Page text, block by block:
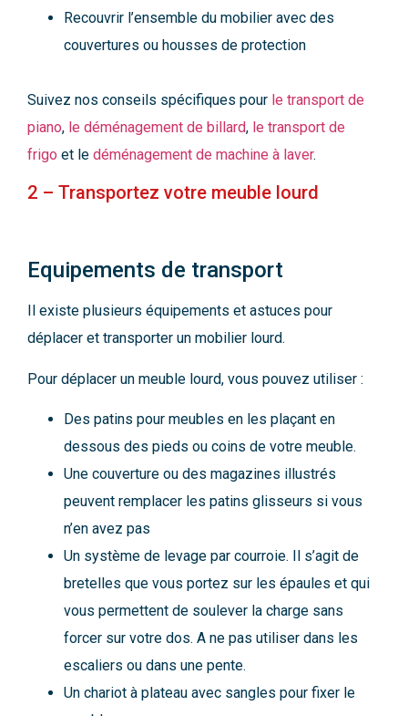
Recouvrir l’ensemble du mobilier avec des
couvertures ou housses de protection
Suivez nos conseils spécifiques pour le transport de
piano, le déménagement de billard, le transport de
frigo et le déménagement de machine à laver.
2 – Transportez votre meuble lourd
Equipements de transport
Il existe plusieurs équipements et astuces pour
déplacer et transporter un mobilier lourd.
Pour déplacer un meuble lourd, vous pouvez utiliser :
Des patins pour meubles en les plaçant en
dessous des pieds ou coins de votre meuble.
Une couverture ou des magazines illustrés
peuvent remplacer les patins glisseurs si vous
n’en avez pas
Un système de levage par courroie. Il s’agit de
bretelles que vous portez sur les épaules et qui
vous permettent de soulever la charge sans
forcer sur votre dos. A ne pas utiliser dans les
escaliers ou dans une pente.
Un chariot à plateau avec sangles pour fixer le